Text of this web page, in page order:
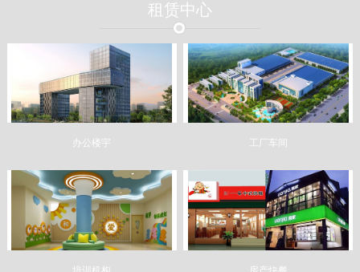
租赁中心
办公楼宇 工厂车间